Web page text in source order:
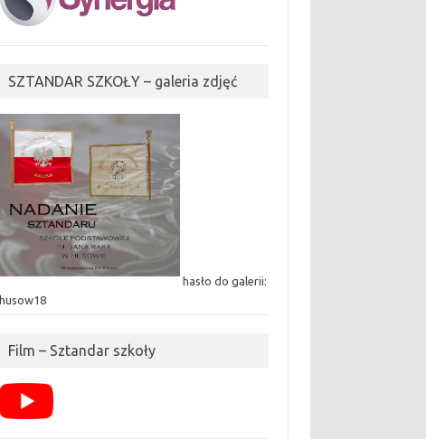
SZTANDAR SZKOŁY – galeria zdjęć
hasło do galerii:
husow18
Film – Sztandar szkoły